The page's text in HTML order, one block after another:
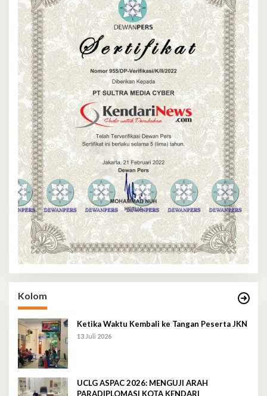
Kolom
Ketika Waktu Kembali ke Tangan Peserta JKN
13 Juli 2026
UCLG ASPAC 2026: MENGUJI ARAH
PARADIPLOMASI KOTA KENDARI